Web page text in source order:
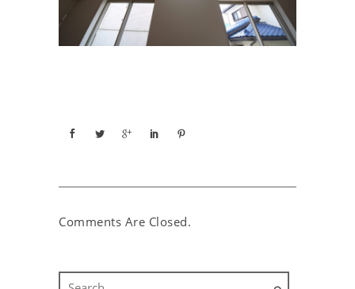
Comments Are Closed.